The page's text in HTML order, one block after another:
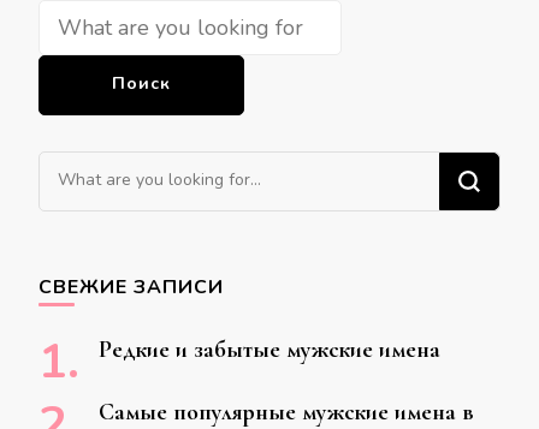
что-
то?
Ищите
что-
СВЕЖИЕ ЗАПИСИ
Редкие и забытые мужские имена
Самые популярные мужские имена в